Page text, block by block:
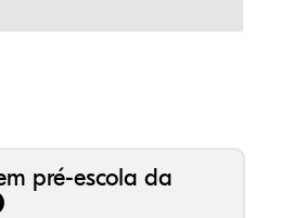
pré-escola da